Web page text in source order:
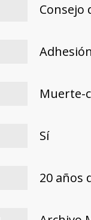
Consejo
Muerte-
Sí
20 años